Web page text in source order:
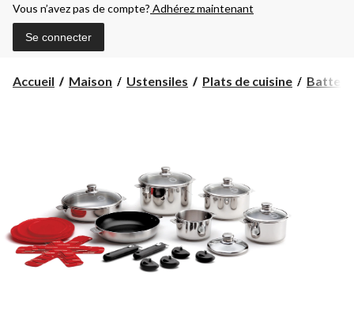
Vous n’avez pas de compte? Adhérez maintenant
Se connecter
Accueil Maison Ustensiles Plats de cuisine